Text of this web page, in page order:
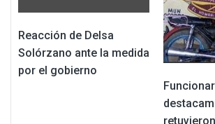
Reacción de Delsa
Solórzano ante la medida
por el gobierno